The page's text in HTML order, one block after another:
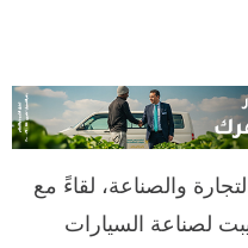
والصناعة، لقاءً مع
لصناعة السيارات